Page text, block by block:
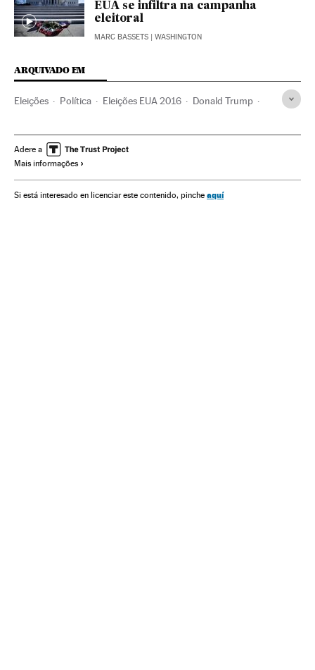
EUA se infiltra na campanha
eleitoral
MARC BASSETS | WASHINGTON
ARQUIVADO EM
Eleições Política Eleições EUA 2016 Donald Trump
Eleições presidenciais Estados Unidos
América do Norte
Adere a
Mais informações
Si está interesado en licenciar este contenido, pinche aquí